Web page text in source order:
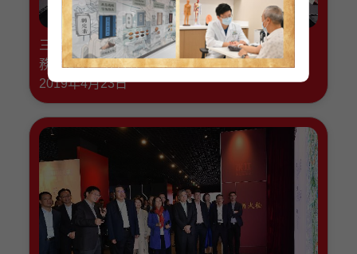
三局長繼續立法會聯席事務委員會長三角地區職
務訪問第三天行程
2019年4月23日